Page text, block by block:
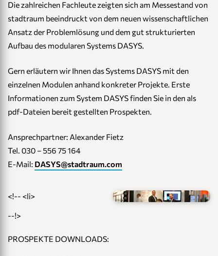
Die zahlreichen Fachleute zeigten sich am Messestand von
stadtraum beeindruckt von dem neuen wissenschaftlichen
Ansatz der Problemlösung und dem gut strukturierten
Aufbau des modularen Systems DASYS.
Gern erläutern wir Ihnen das Systems DASYS mit den
einzelnen Modulen anhand konkreter Projekte. Erste
Informationen zum System DASYS finden Sie in den als
pdf-Dateien bereit gestellten Prospekten.
Ansprechpartner: Alexander Fietz
Tel. 030 – 556 75 164
E-Mail: DASYS@stadtraum.com
<!-- <li>
Link to akt_1210_3.jpg
--!>
PROSPEKTE DOWNLOADS: